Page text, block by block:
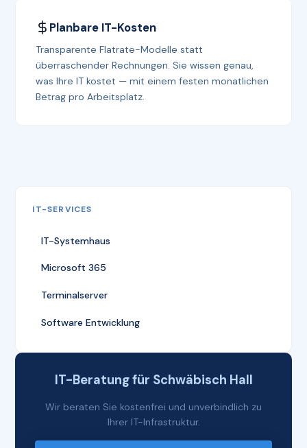
Planbare IT-Kosten
Transparente Flatrate-Modelle statt
überraschender Rechnungen. Sie wissen genau,
was Ihre IT kostet — mit einem festen monatlichen
Betrag pro Arbeitsplatz.
IT-SERVICES
IT-Systemhaus
Microsoft 365
Terminalserver
Software Entwicklung
IT-Beratung für Schwäbisch Hall
Wir beraten Sie kostenfrei und unverbindlich zu
Ihrer IT-Infrastruktur.